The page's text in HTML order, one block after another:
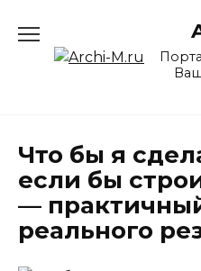
содержанию
Что бы я
если бы
—
реального